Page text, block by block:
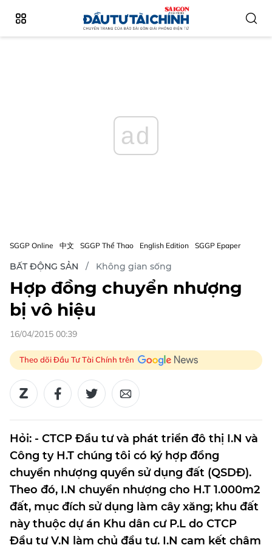
ad
SGGP Online 中文 SGGP Thể Thao English Edition SGGP Epaper
BẤT ĐỘNG SẢN Không gian sống
Hợp đồng chuyển nhượng
bị vô hiệu
16/04/2015 00:39
Theo dõi Đầu Tư Tài Chính trên
Hỏi: - CTCP Đầu tư và phát triển đô thị I.N và
Công ty H.T chúng tôi có ký hợp đồng
chuyển nhượng quyền sử dụng đất (QSDĐ).
Theo đó, I.N chuyển nhượng cho H.T 1.000m2
đất, mục đích sử dụng làm cây xăng; khu đất
này thuộc dự án Khu dân cư P.L do CTCP
Đầu tư V.N làm chủ đầu tư. I.N cam kết chậm